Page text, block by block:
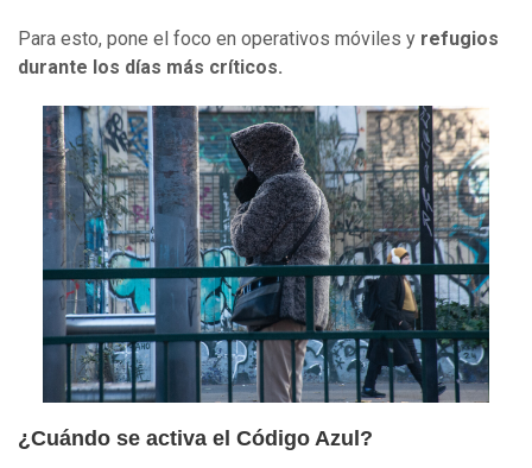
Para esto, pone el foco en operativos móviles y refugios
durante los días más críticos.
¿Cuándo se activa el Código Azul?